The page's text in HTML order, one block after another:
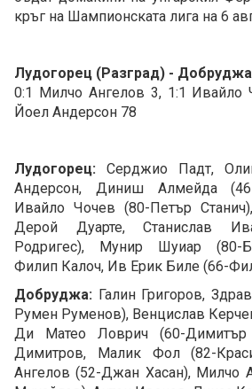
кръг на Шампионската лига на 6
Лудогорец (Разград) -
0:1 Милчо Ангелов 3, 1:1 Ивайло
Йоел Андерсон 78
Лудогорец: Серджио Падт,
Андерсон, Диниш Алмейда
Ивайло Чочев (80-Петър
Дерой Дуарте, Станислав
Родригес), Мунир Шуиар (80-
Филип Калоч, Ив Ерик Биле (66-
Добруджа: Галин Григоров,
Румен Руменов), Венцислав
Ди Матео Ловрич (60-Димитър
Димитров, Малик Фол (82-
Ангелов (52-Джан Хасан), Милчо